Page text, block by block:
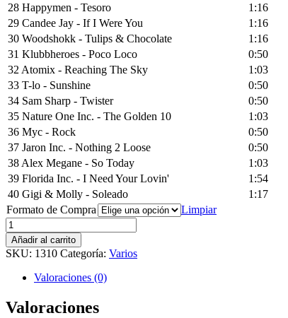
28 Happymen - Tesoro
1:16
29 Candee Jay - If I Were You
1:16
30 Woodshokk - Tulips & Chocolate
1:16
31 Klubbheroes - Poco Loco
0:50
32 Atomix - Reaching The Sky
1:03
33 T-lo - Sunshine
0:50
34 Sam Sharp - Twister
0:50
35 Nature One Inc. - The Golden 10
1:03
36 Myc - Rock
0:50
37 Jaron Inc. - Nothing 2 Loose
0:50
38 Alex Megane - So Today
1:03
39 Florida Inc. - I Need Your Lovin'
1:54
40 Gigi & Molly - Soleado
1:17
Formato de Compra
Limpiar
Circuito
FEDA
cantidad
Añadir al carrito
SKU: 1310 Categoría: Varios
Valoraciones (0)
Valoraciones